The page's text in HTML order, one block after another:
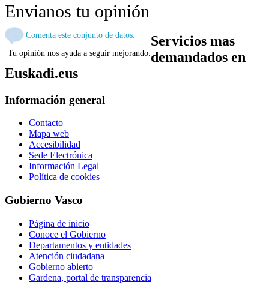
Envianos tu opinión
Comenta este conjunto de datos.
Tu opinión nos ayuda a seguir mejorando.
Servicios mas
demandados en
Euskadi.eus
Información general
Contacto
Mapa web
Accesibilidad
Sede Electrónica
Información Legal
Política de cookies
Gobierno Vasco
Página de inicio
Conoce el Gobierno
Departamentos y entidades
Atención ciudadana
Gobierno abierto
Gardena, portal de transparencia